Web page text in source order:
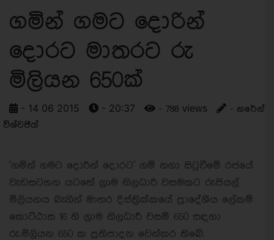
ගමින් ගමට දොරින්
දොරට මාතරට රු
මිලියන 650ක්
- 14 06 2015 - 20:37 - 788 views
- නරේන්
විශ්වජිත්
'ගමින් ගමට දොරින් දොරට' ගම් නගා සිටුවීමේ රජයේ
වැඩසටහන යටතේ ග‍්‍රාම නිලධාරි වසමකට රුපියල්
මිලියනය බැගින් මාතර දිස්ත‍්‍රික්කයේ ප‍්‍රාදේශීය ලේකම්
කොට්ඨාස 16 හි ග‍්‍රාම නිලධාරී වසම් 650 සඳහා
රු.මිලියන 650 ක ප‍්‍රතිපාදන වෙන්කර තිබේ.